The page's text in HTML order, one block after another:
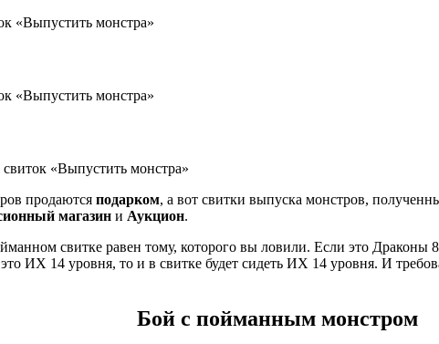
«Выпустить монстра»
«Выпустить монстра»
«Выпустить монстра»
продаются подарком, а вот свитки выпуска монстров,
магазин и Аукцион.
свитке равен тому, которого вы ловили. Если это Драконы
ИХ 14 уровня, то и в свитке будет сидеть ИХ 14 уровня. И
Бой с пойманным монстром